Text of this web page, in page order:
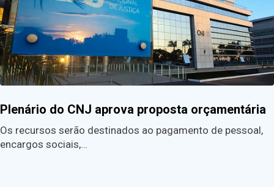
Plenário do CNJ aprova proposta orçamentária
Os recursos serão destinados ao pagamento de pessoal,
encargos sociais,…